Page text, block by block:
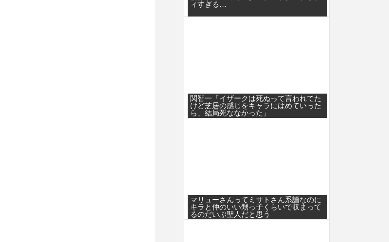
ィすぎる…
関智一「イザークは死ぬって言われてた
けど芝居の感じをキャラにはめていった
ら、結局死ななかった」
マリューさんってミサトさん系譜なのに
キラと仲のいい甥っ子くらいで収まって
るのだいぶ聖人だと思う